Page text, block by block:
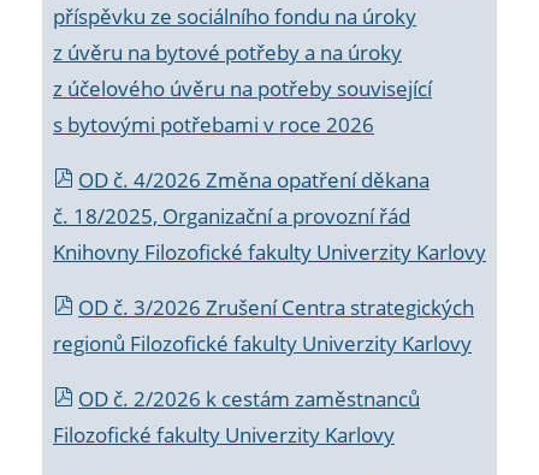
příspěvku ze sociálního fondu na úroky
z úvěru na bytové potřeby a na úroky
z účelového úvěru na potřeby související
s bytovými potřebami v roce 2026
OD č. 4/2026 Změna opatření děkana
č. 18/2025, Organizační a provozní řád
Knihovny Filozofické fakulty Univerzity Karlovy
OD č. 3/2026 Zrušení Centra strategických
regionů Filozofické fakulty Univerzity Karlovy
OD č. 2/2026 k cestám zaměstnanců
Filozofické fakulty Univerzity Karlovy